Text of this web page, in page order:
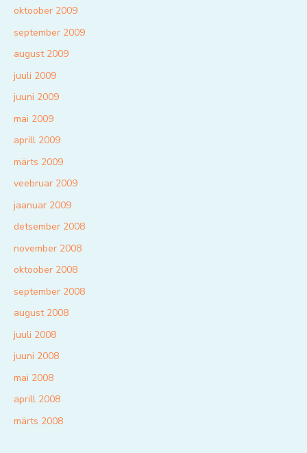
oktoober 2009
september 2009
august 2009
juuli 2009
juuni 2009
mai 2009
aprill 2009
märts 2009
veebruar 2009
jaanuar 2009
detsember 2008
november 2008
oktoober 2008
september 2008
august 2008
juuli 2008
juuni 2008
mai 2008
aprill 2008
märts 2008